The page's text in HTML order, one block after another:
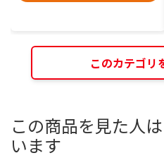
このカテゴリ
この商品を見た人
います